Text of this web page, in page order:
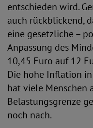
entschieden wird.
auch rückblickend,
eine gesetzliche –
Anpassung des
10,45 Euro auf 12
Die hohe Inflation
hat viele Menschen
Belastungsgrenze
noch nach.